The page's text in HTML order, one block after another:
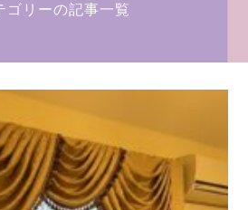
ゴリーの記事一覧